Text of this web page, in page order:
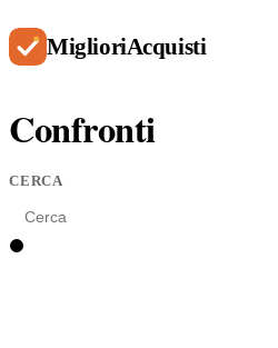
MiglioriAcquisti
Confronti
CERCA